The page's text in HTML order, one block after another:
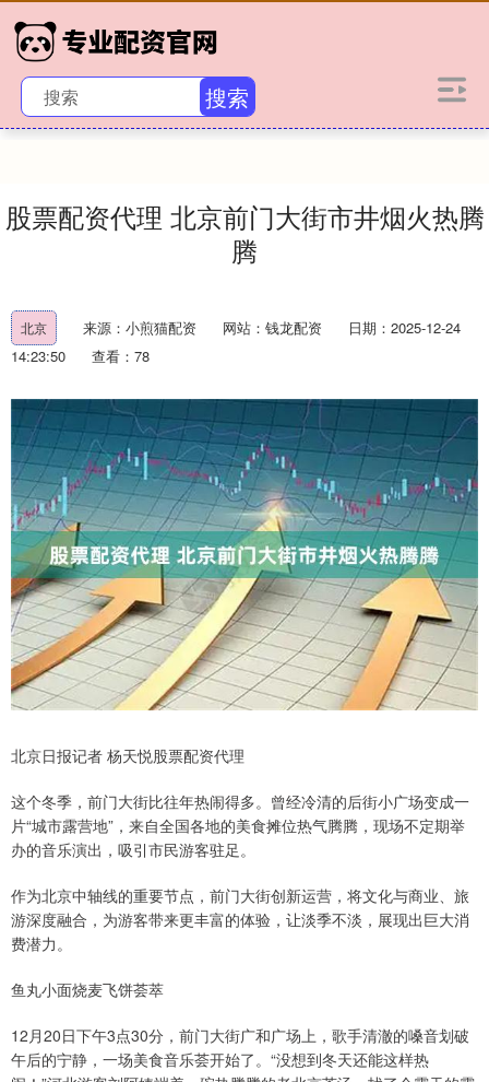
搜索
股票配资代理 北京前门大街市井烟火热腾
腾
北京 来源：小煎猫配资 网站：钱龙配资
日期：2025-12-24
14:23:50
查看：78
北京日报记者 杨天悦股票配资代理
这个冬季，前门大街比往年热闹得多。曾经冷清的后街小广场变成一
片“城市露营地”，来自全国各地的美食摊位热气腾腾，现场不定期举
办的音乐演出，吸引市民游客驻足。
作为北京中轴线的重要节点，前门大街创新运营，将文化与商业、旅
游深度融合，为游客带来更丰富的体验，让淡季不淡，展现出巨大消
费潜力。
鱼丸小面烧麦飞饼荟萃
12月20日下午3点30分，前门大街广和广场上，歌手清澈的嗓音划破
午后的宁静，一场美食音乐荟开始了。“没想到冬天还能这样热